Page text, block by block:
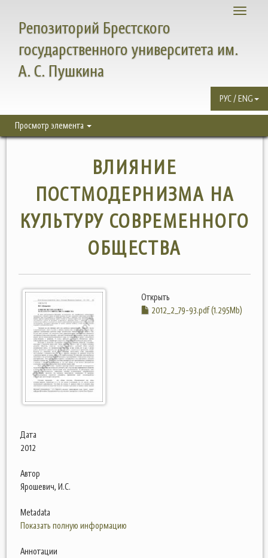
Toggle
Репозиторий Брестского
государственного университета им.
А. С. Пушкина
РУС / ENG
Просмотр элемента
ВЛИЯНИЕ
ПОСТМОДЕРНИЗМА НА
КУЛЬТУРУ СОВРЕМЕННОГО
ОБЩЕСТВА
Открыть
2012_2_79-93.pdf (1.295Mb)
Дата
2012
Автор
Ярошевич, И.С.
Metadata
Показать полную информацию
Аннотации